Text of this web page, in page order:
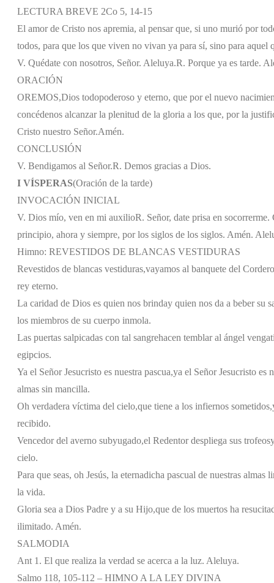
LECTURA BREVE 2Co 5, 14-15
El amor de Cristo nos apremia, al pensar que, si uno murió por
todos, para que los que viven no vivan ya para sí, sino para aquel
V. Quédate con nosotros, Señor. Aleluya.R. Porque ya es tarde.
ORACIÓN
OREMOS,Dios todopoderoso y eterno, que por el nuevo
concédenos alcanzar la plenitud de la gloria a los que, por la
Cristo nuestro Señor.Amén.
CONCLUSIÓN
V. Bendigamos al Señor.R. Demos gracias a Dios.
I VÍSPERAS(Oración de la tarde)
INVOCACIÓN INICIAL
V. Dios mío, ven en mi auxilioR. Señor, date prisa en
principio, ahora y siempre, por los siglos de los siglos. Amén.
Himno: REVESTIDOS DE BLANCAS VESTIDURAS
Revestidos de blancas vestiduras,vayamos al banquete del Cordero
rey eterno.
La caridad de Dios es quien nos brinday quien nos da a beber su
los miembros de su cuerpo inmola.
Las puertas salpicadas con tal sangrehacen temblar al ángel
egipcios.
Ya el Señor Jesucristo es nuestra pascua,ya el Señor Jesucristo es
almas sin mancilla.
Oh verdadera víctima del cielo,que tiene a los infiernos sometidos,
recibido.
Vencedor del averno subyugado,el Redentor despliega sus trofeos
cielo.
Para que seas, oh Jesús, la eternadicha pascual de nuestras almas
la vida.
Gloria sea a Dios Padre y a su Hijo,que de los muertos ha
ilimitado. Amén.
SALMODIA
Ant 1. El que realiza la verdad se acerca a la luz. Aleluya.
Salmo 118, 105-112 – HIMNO A LA LEY DIVINA